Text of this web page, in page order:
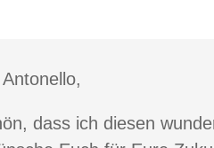
dass ich diesen